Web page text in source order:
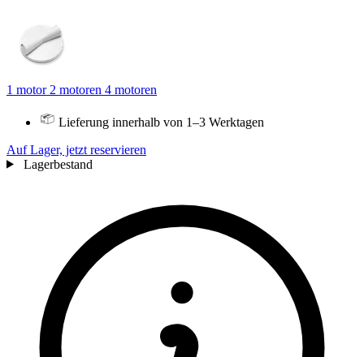
1 motor 2 motoren 4 motoren
Lieferung innerhalb von 1–3 Werktagen
Auf Lager, jetzt reservieren
Lagerbestand